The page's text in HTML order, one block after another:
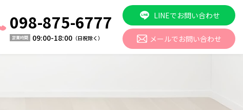
098-875-6777
営業時間 09:00-18:00 （日祝除く）
LINEでお問い合わせ
メールでお問い合わせ